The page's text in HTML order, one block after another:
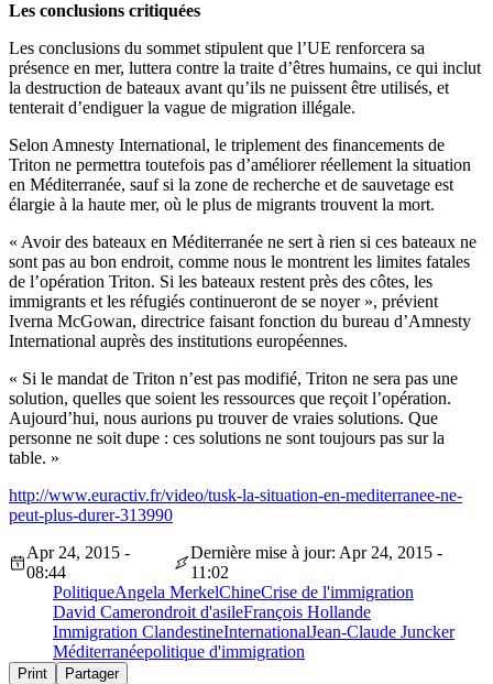
Les conclusions critiquées
Les conclusions du sommet stipulent que l’UE renforcera sa
présence en mer, luttera contre la traite d’êtres humains, ce qui inclut
la destruction de bateaux avant qu’ils ne puissent être utilisés, et
tenterait d’endiguer la vague de migration illégale.
Selon Amnesty International, le triplement des financements de
Triton ne permettra toutefois pas d’améliorer réellement la situation
en Méditerranée, sauf si la zone de recherche et de sauvetage est
élargie à la haute mer, où le plus de migrants trouvent la mort.
« Avoir des bateaux en Méditerranée ne sert à rien si ces bateaux ne
sont pas au bon endroit, comme nous le montrent les limites fatales
de l’opération Triton. Si les bateaux restent près des côtes, les
immigrants et les réfugiés continueront de se noyer », prévient
Iverna McGowan, directrice faisant fonction du bureau d’Amnesty
International auprès des institutions européennes.
« Si le mandat de Triton n’est pas modifié, Triton ne sera pas une
solution, quelles que soient les ressources que reçoit l’opération.
Aujourd’hui, nous aurions pu trouver de vraies solutions. Que
personne ne soit dupe : ces solutions ne sont toujours pas sur la
table. »
http://www.euractiv.fr/video/tusk-la-situation-en-mediterranee-ne-
peut-plus-durer-313990
Apr 24, 2015 -
08:44
Dernière mise à jour: Apr 24, 2015 -
11:02
PolitiqueAngela MerkelChineCrise de l'immigration
David Camerondroit d'asileFrançois Hollande
Immigration ClandestineInternationalJean-Claude Juncker
Méditerranéepolitique d'immigration
Print Partager